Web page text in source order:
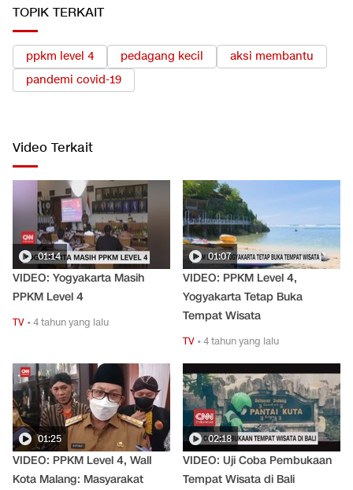
TOPIK TERKAIT
ppkm level 4 pedagang kecil
aksi membantu
pandemi covid-19
Video Terkait
01:14
VIDEO: Yogyakarta Masih
PPKM Level 4
TV •4 tahun yang lalu
01:07
VIDEO: PPKM Level 4,
Yogyakarta Tetap Buka
Tempat Wisata
TV •4 tahun yang lalu
01:25
VIDEO: PPKM Level 4, WalI
Kota Malang: Masyarakat
02:18
VIDEO: Uji Coba Pembukaan
Tempat Wisata di Bali